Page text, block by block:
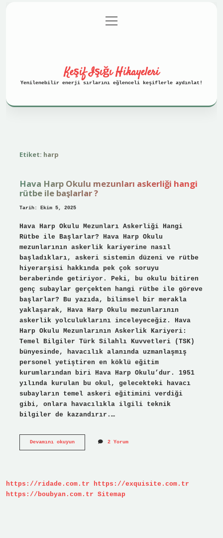
Gizlilik Politikası
menüyü
aç
Keşif Işığı Hikayeleri
Yenilenebilir enerji sırlarını eğlenceli keşiflerle aydınlat!
Etiket: harp
Hava Harp Okulu mezunları askerliği hangi
rütbe ile başlarlar ?
Tarih: Ekim 5, 2025
Hava Harp Okulu Mezunları Askerliği Hangi
Rütbe ile Başlarlar? Hava Harp Okulu
mezunlarının askerlik kariyerine nasıl
başladıkları, askeri sistemin düzeni ve rütbe
hiyerarşisi hakkında pek çok soruyu
beraberinde getiriyor. Peki, bu okulu bitiren
genç subaylar gerçekten hangi rütbe ile göreve
başlarlar? Bu yazıda, bilimsel bir merakla
yaklaşarak, Hava Harp Okulu mezunlarının
askerlik yolculuklarını inceleyeceğiz. Hava
Harp Okulu Mezunlarının Askerlik Kariyeri:
Temel Bilgiler Türk Silahlı Kuvvetleri (TSK)
bünyesinde, havacılık alanında uzmanlaşmış
personel yetiştiren en köklü eğitim
kurumlarından biri Hava Harp Okulu’dur. 1951
yılında kurulan bu okul, gelecekteki havacı
subayların temel askeri eğitimini verdiği
gibi, onlara havacılıkla ilgili teknik
bilgiler de kazandırır.…
Devamını okuyunHava
rütbe
başlarlar
2 Yorum
https://ridade.com.tr
https://exquisite.com.tr
https://boubyan.com.tr Sitemap